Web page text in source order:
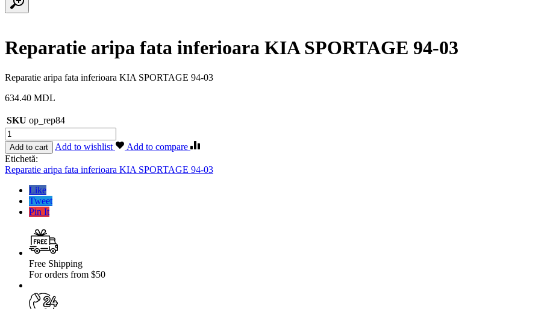
Reparatie aripa fata inferioara KIA SPORTAGE 94-03
Reparatie aripa fata inferioara KIA SPORTAGE 94-03
634.40 MDL
SKU op_rep84
Cantitate
Reparatie
aripa
fata
inferioara
SPORTAGE
Add to cart Add to wishlist
Add to compare
Etichetă:
Reparatie aripa fata inferioara KIA SPORTAGE 94-03
Like
Tweet
Pin It
Free Shipping
For orders from $50